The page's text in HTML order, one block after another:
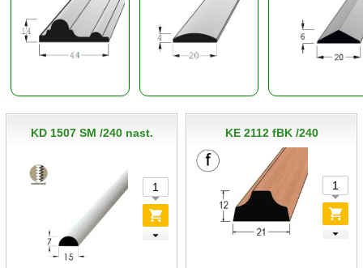
KD 1507 SM /240 nast. KE 2112 fBK /240